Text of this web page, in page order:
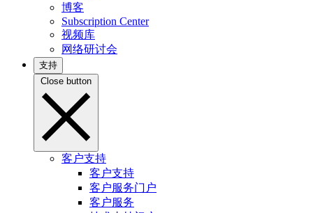
博客
Subscription Center
视频库
网络研讨会
支持
Close button
客户支持
客户支持
客户服务门户
客户服务